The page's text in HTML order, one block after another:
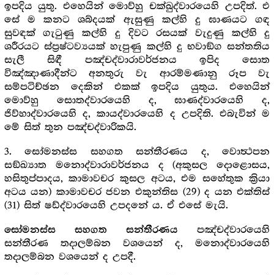
ඉපදිය යුතු. එහෙයින් මොව්හු චක්ඛුද්වාරයෙහි උපදිත්. එ
සේ ම කනට ශබ්දයක් ඇසුණු කල්හි දු ඝාණයට ගඳ
සුවඳක් ගැටුණු කල්හි දු දිවට රසයක් වැදුණු කල්හි දු
ශරීරයට ස්ප්‍රෂ්ටව්‍යයක් හැපුණු කල්හි දු භවාඞ්ග සන්තතිය
සැලී සිඳී පඤ්චද්වාරාවර්ජනය ඉපිද සොත
විඤ්ඤාණාදීන්ට අනතුරු වැ ආරම්මණානු රූප වැ
සම්පටිච්ඡන දෙකින් එකක් ඉපදිය යුතුය. එහෙයින්
මොව්හු සොතද්වාරයෙහි ද, ඝාණද්වාරයෙහි ද,
ජිව්හාද්වාරයෙහි ද, කායද්වාරයෙහි ද උපදිති. එබැවින් ම
මේ සිත් තුන පඤ්චද්වාරිකයි.
3. සෝමනස්ස සහගත සන්තීරණය ද, වොත්‍ථපන
සඞ්ඛ්‍යාත මනොද්වාරාවර්ජනය ද (අකුසල දොළොසය,
හසිතුප්පාදය, කාමාවචර කුසල අටය, එම සහේතුක ක්‍රියා
අටය යන) කාමාවචර ජවන එකුන්තිස (29) ද යන එක්තිස්
(31) සිත් ෂඩ්ද්වාරයෙහි උපදනේ ය. ඒ එසේ මැයි.
සෝමනස්ස සහගත සන්තීරණය පඤ්චද්වාරයෙහි
සන්තීරණ තදාලම්බන වශයෙන් ද, මනොද්වාරයෙහි
තදාලම්බන වශයෙන් ද උපදී.